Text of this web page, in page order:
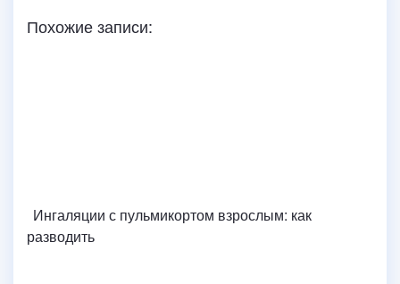
Похожие записи:
Ингаляции с пульмикортом взрослым: как
разводить